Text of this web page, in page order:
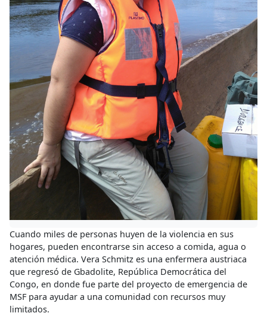
Cuando miles de personas huyen de la violencia en sus
hogares, pueden encontrarse sin acceso a comida, agua o
atención médica. Vera Schmitz es una enfermera austriaca
que regresó de Gbadolite, República Democrática del
Congo, en donde fue parte del proyecto de emergencia de
MSF para ayudar a una comunidad con recursos muy
limitados.